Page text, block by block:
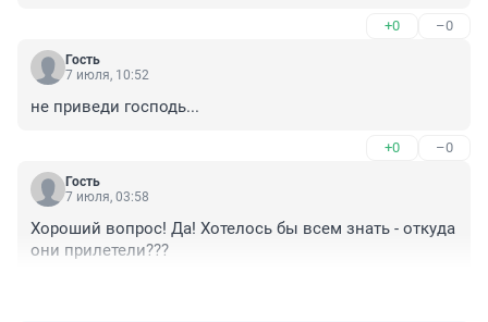
+0 –0
Гость
7 июля, 10:52
не приведи господь...
+0 –0
Гость
7 июля, 03:58
Хороший вопрос! Да! Хотелось бы всем знать - откуда
они прилетели???